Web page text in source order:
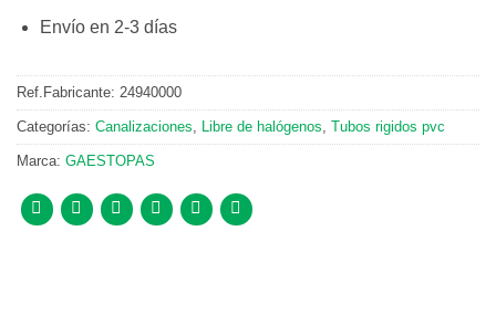
Envío en 2-3 días
Ref.Fabricante: 24940000
Categorías: Canalizaciones Libre de halógenos Tubos rigidos pvc
Marca: GAESTOPAS